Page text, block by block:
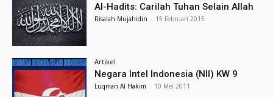
Al-Hadits: Carilah Tuhan Selain Allah
Risalah Mujahidin - 15 Februari 2015
Artikel
Negara Intel Indonesia (NII) KW 9
Luqman Al Hakim - 10 Mei 2011